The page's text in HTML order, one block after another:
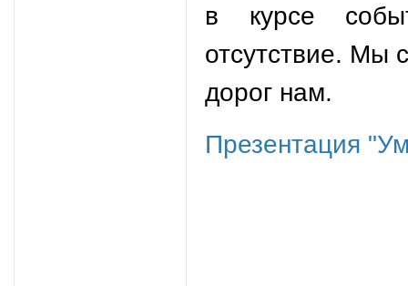
в курсе
отсутствие. Мы
дорог нам.
Презентация